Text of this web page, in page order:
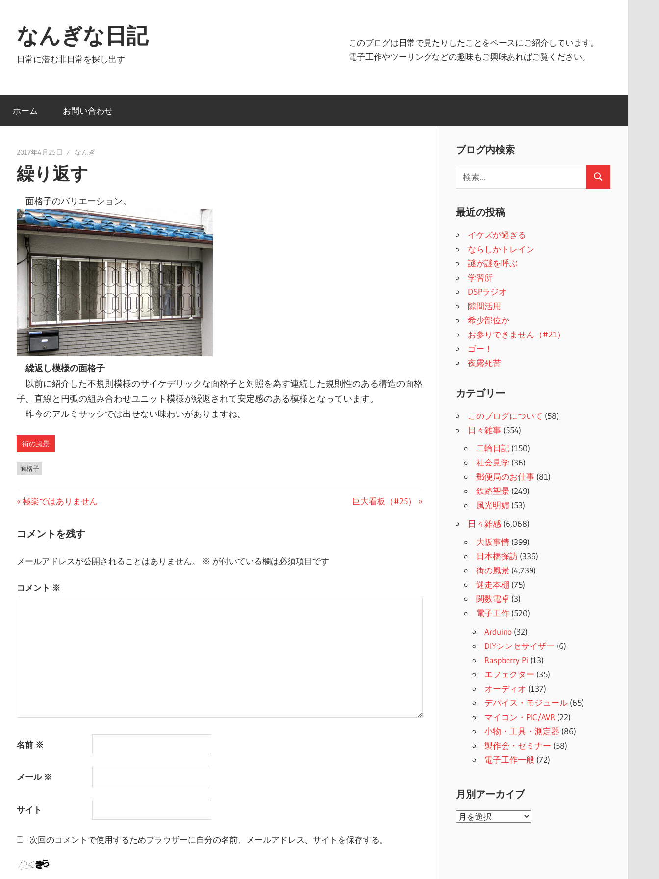
なんぎな日記
日常に潜む非日常を探し出す
このブログは日常で見たりしたことをベースにご紹介しています。
電子工作やツーリングなどの趣味もご興味あればご覧ください。
ホーム お問い合わせ
2017年4月25日 なんぎ
繰り返す
面格子のバリエーション。
繰返し模様の面格子
以前に紹介した不規則模様のサイケデリックな面格子と対照を為す連続した規則性のある構造の面格
子。直線と円弧の組み合わせユニット模様が繰返されて安定感のある模様となっています。
昨今のアルミサッシでは出せない味わいがありますね。
街の風景
面格子
稿
ゲ
前
投
極楽ではありません
次
巨大看板（#25）
コメントを残す
メールアドレスが公開されることはありません。 ※ が付いている欄は必須項目です
コメント ※
名前 ※
メール ※
サイト
次回のコメントで使用するためブラウザーに自分の名前、メールアドレス、サイトを保存する。
ブログ内検索
索
検
最近の投稿
イケズが過ぎる
ならしかトレイン
謎が謎を呼ぶ
学習所
DSPラジオ
隙間活用
希少部位か
お参りできません（#21）
ゴー！
夜露死苦
カテゴリー
このブログについて (58)
日々雑事 (554)
二輪日記 (150)
社会見学 (36)
郵便局のお仕事 (81)
鉄路望景 (249)
風光明媚 (53)
日々雑感 (6,068)
大阪事情 (399)
日本橋探訪 (336)
街の風景 (4,739)
迷走本棚 (75)
関数電卓 (3)
電子工作 (520)
Arduino (32)
DIYシンセサイザー (6)
Raspberry Pi (13)
エフェクター (35)
オーディオ (137)
デバイス・モジュール (65)
マイコン・PIC/AVR (22)
小物・工具・測定器 (86)
製作会・セミナー (58)
電子工作一般 (72)
月別アーカイブ
月